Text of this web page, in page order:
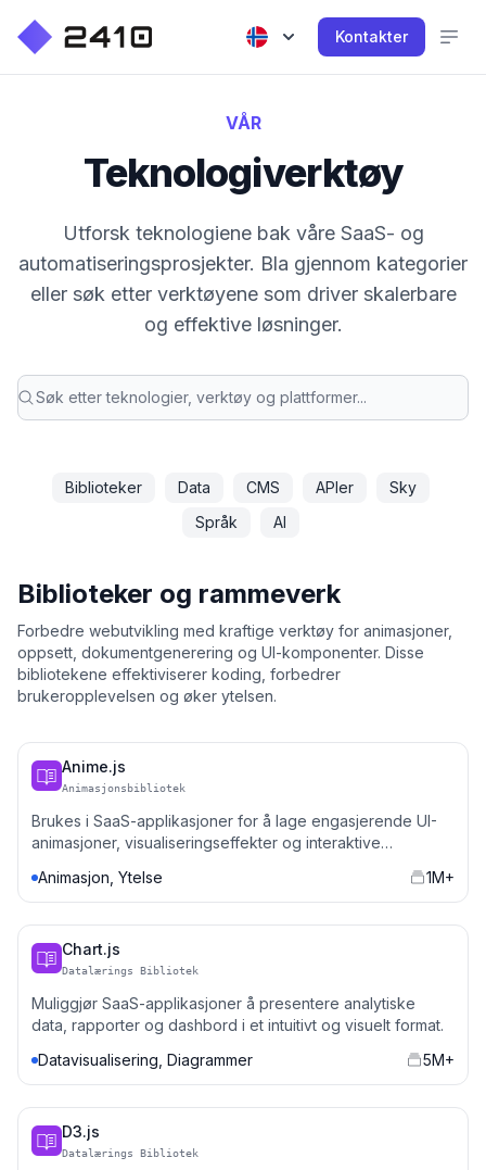
Kontakter
VÅR
Teknologiverktøy
Utforsk teknologiene bak våre SaaS- og
automatiseringsprosjekter. Bla gjennom kategorier
eller søk etter verktøyene som driver skalerbare
og effektive løsninger.
Biblioteker Data CMS APIer
Sky
Språk
AI
Biblioteker og rammeverk
Forbedre webutvikling med kraftige verktøy for animasjoner,
oppsett, dokumentgenerering og UI-komponenter. Disse
bibliotekene effektiviserer koding, forbedrer
brukeropplevelsen og øker ytelsen.
Anime.js
Animasjonsbibliotek
Brukes i SaaS-applikasjoner for å lage engasjerende UI-
animasjoner, visualiseringseffekter og interaktive
Animasjon, Ytelse 1M+
Chart.js
Datalærings Bibliotek
Muliggjør SaaS-applikasjoner å presentere analytiske
data, rapporter og dashbord i et intuitivt og visuelt format.
Datavisualisering, Diagrammer
5M+
D3.js
Datalærings Bibliotek